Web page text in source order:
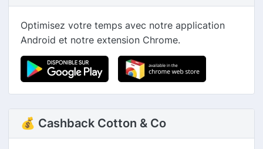
Optimisez votre temps avec notre application
Android et notre extension Chrome.
💰 Cashback Cotton & Co